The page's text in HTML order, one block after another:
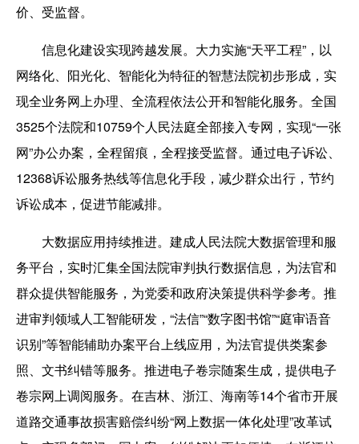
价、受监督。
信息化建设实现跨越发展。大力实施“天平工程”，以
网络化、阳光化、智能化为特征的智慧法院初步形成，实
现全业务网上办理、全流程依法公开和智能化服务。全国
3525个法院和10759个人民法庭全部接入专网，实现“一张
网”办公办案，全程留痕，全程接受监督。通过电子诉讼、
12368诉讼服务热线等信息化手段，减少群众出行，节约
诉讼成本，促进节能减排。
大数据应用持续推进。建成人民法院大数据管理和服
务平台，实时汇集全国法院审判执行数据信息，为法官和
群众提供智能服务，为党委和政府决策提供科学参考。推
进审判领域人工智能研发，“法信”“数字图书馆”“庭审语音
识别”等智能辅助办案平台上线应用，为法官提供类案参
照、文书纠错等服务。推进电子卷宗随案生成，提供电子
卷宗网上调阅服务。在吉林、浙江、海南等14个省市开展
道路交通事故损害赔偿纠纷“网上数据一体化处理”改革试